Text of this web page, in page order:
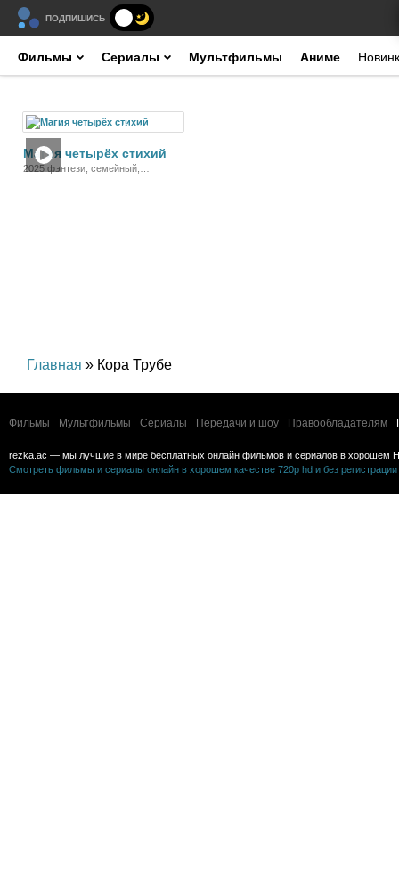
ПОДПИШИСЬ
Фильмы Сериалы Мультфильмы Аниме
Фильм
Магия четырёх стихий
2025 фэнтези, семейный,
Главная » Кора Трубе
Фильмы Мультфильмы Сериалы Передачи и шоу Правообладателям
rezka.ac — мы лучшие в мире бесплатных онлайн фильмов и сериалов в хорошем
Смотреть фильмы и сериалы онлайн в хорошем качестве 720p hd и без